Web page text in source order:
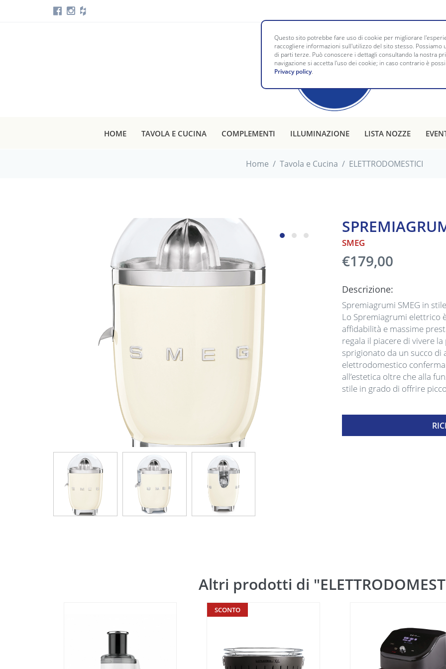
HOME TAVOLA E CUCINA COMPLEMENTI ILLUMINAZIONE LISTA NOZZE
Home / Tavola e Cucina / ELETTRODOMESTICI
SMEG
€179,00
Descrizione:
Spremiagrumi SMEG in
Lo Spremiagrumi elettrico
affidabilità e massime
regala il piacere di vivere
sprigionato da un succo di
elettrodomestico
all’estetica oltre che alla
stile in grado di offrire
Altri prodotti di
Questo sito potrebbe fare uso di cookie per migliorare
raccogliere informazioni sull'utilizzo del sito stesso. Possiamo
di parti terze. Può conoscere i dettagli consultando la nostra
navigazione si accetta l'uso dei cookie; in caso contrario è
Privacy policy.